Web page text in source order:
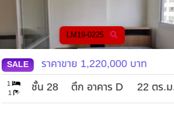
LM19-0225
าย1,220,000บาท
ตึก อาคาร D 22 ตร.ม.
1
1